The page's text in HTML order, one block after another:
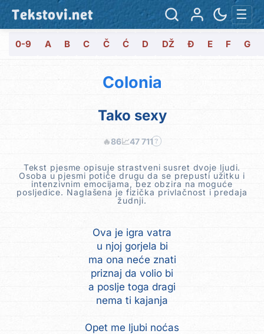
Tekstovi.net ☰
0-9 A B C Č Ć D DŽ Đ E F G
Colonia
Tako sexy
🔥86📈47 711 ?
Tekst pjesme opisuje strastveni susret dvoje ljudi.
Osoba u pjesmi potiče drugu da se prepusti užitku i
intenzivnim emocijama, bez obzira na moguće
posljedice. Naglašena je fizička privlačnost i predaja
žudnji.
Ova je igra vatra
u njoj gorjela bi
ma ona neće znati
priznaj da volio bi
a poslje toga dragi
nema ti kajanja
Opet me ljubi noćas